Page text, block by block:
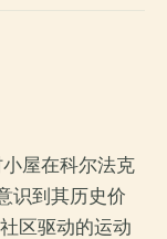
屋在科尔法克
识到其历史价
区驱动的运动